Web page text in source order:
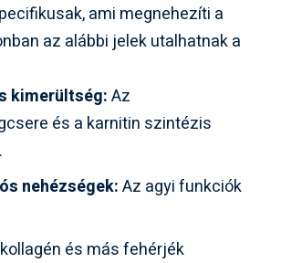
ami megnehezíti a
az alábbi jelek utalhatnak a
kimerültség:Az
és a karnitin szintézis
nehézségek:Az agyi funkciók
és más fehérjék